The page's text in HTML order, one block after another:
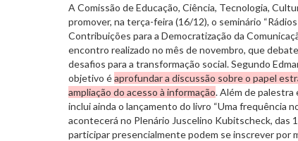
A Comissão de Educação, Ciência, Tecnologia,
promover, na terça-feira (16/12), o seminário
Contribuições para a Democratização da
encontro realizado no mês de novembro, que
desafios para a transformação social. Segundo
objetivo éaprofundar a discussão sobre o papel
ampliação do acesso à informação. Além de palestra
inclui ainda o lançamento do livro “Uma frequência
acontecerá no Plenário Juscelino Kubitscheck, das
participar presencialmente podem se inscrever por